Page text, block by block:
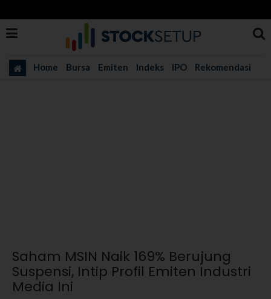
Home Bursa Emiten Indeks IPO Rekomendasi
Saham MSIN Naik 169% Berujung
Suspensi, Intip Profil Emiten Industri
Media Ini